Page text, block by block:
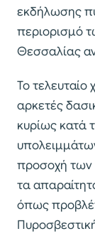
εκδήλωσης
περιορισμό
Θεσσαλίας
Το τελευταίο
αρκετές
κυρίως κατά
προσοχή των
τα
όπως